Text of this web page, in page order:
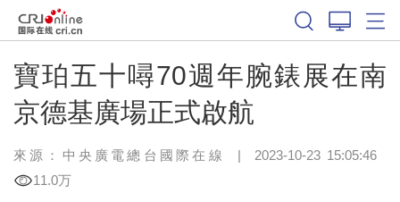
寶珀五十噚70週年腕錶展在南
京德基廣場正式啟航
來源：中央廣電總台國際在線 | 2023-10-23 15:05:46
11.0万